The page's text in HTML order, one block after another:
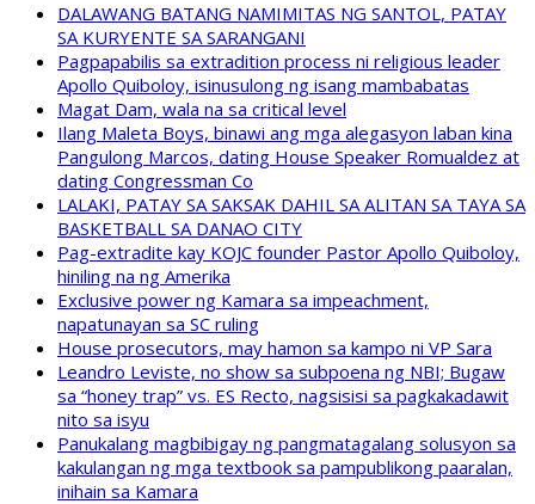
DALAWANG BATANG NAMIMITAS NG SANTOL, PATAY
SA KURYENTE SA SARANGANI
Pagpapabilis sa extradition process ni religious leader
Apollo Quiboloy, isinusulong ng isang mambabatas
Magat Dam, wala na sa critical level
Ilang Maleta Boys, binawi ang mga alegasyon laban kina
Pangulong Marcos, dating House Speaker Romualdez at
dating Congressman Co
LALAKI, PATAY SA SAKSAK DAHIL SA ALITAN SA TAYA SA
BASKETBALL SA DANAO CITY
Pag-extradite kay KOJC founder Pastor Apollo Quiboloy,
hiniling na ng Amerika
Exclusive power ng Kamara sa impeachment,
napatunayan sa SC ruling
House prosecutors, may hamon sa kampo ni VP Sara
Leandro Leviste, no show sa subpoena ng NBI; Bugaw
sa “honey trap” vs. ES Recto, nagsisisi sa pagkakadawit
nito sa isyu
Panukalang magbibigay ng pangmatagalang solusyon sa
kakulangan ng mga textbook sa pampublikong paaralan,
inihain sa Kamara